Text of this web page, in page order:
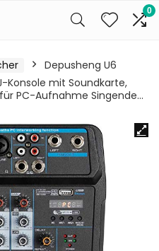
0
Depusheng U6
Konsole mit Soundkarte,
PC-Aufnahme Singende…